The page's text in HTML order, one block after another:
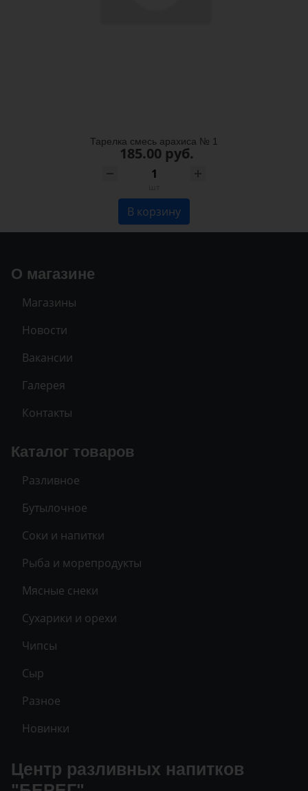
Тарелка смесь арахиса № 1
185.00 руб.
В корзину
О магазине
Магазины
Новости
Вакансии
Галерея
Контакты
Каталог товаров
Разливное
Бутылочное
Соки и напитки
Рыба и морепродукты
Мясные снеки
Сухарики и орехи
Чипсы
Сыр
Разное
Новинки
Центр разливных напитков